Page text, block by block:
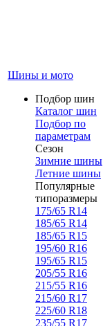
Шины и мото
Подбор шин
Каталог шин
Подбор по
параметрам
Сезон
Зимние шины
Летние шины
Популярные
типоразмеры
175/65 R14
185/65 R14
185/65 R15
195/60 R16
195/65 R15
205/55 R16
215/55 R16
215/60 R17
225/60 R18
235/55 R17